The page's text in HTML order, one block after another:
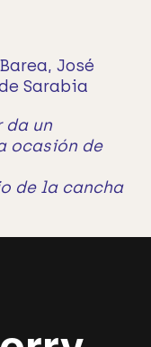
José
Sarabia
da un
ocasión de
de la cancha